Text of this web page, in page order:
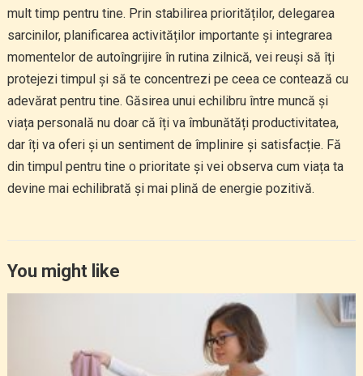
mult timp pentru tine. Prin stabilirea priorităților, delegarea
sarcinilor, planificarea activităților importante și integrarea
momentelor de autoîngrijire în rutina zilnică, vei reuși să îți
protejezi timpul și să te concentrezi pe ceea ce contează cu
adevărat pentru tine. Găsirea unui echilibru între muncă și
viața personală nu doar că îți va îmbunătăți productivitatea,
dar îți va oferi și un sentiment de împlinire și satisfacție. Fă
din timpul pentru tine o prioritate și vei observa cum viața ta
devine mai echilibrată și mai plină de energie pozitivă.
You might like